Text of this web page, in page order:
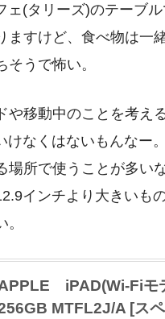
ェ(タリーズ)のテーブ
ますけど、食べ物は一
そうで怖い。
や移動中のことを考え
けなくはないもんなー
場所で使うことが多い
インチより大きいも
iPAD(Wi-Fiモ
MTFL2J/A [ス